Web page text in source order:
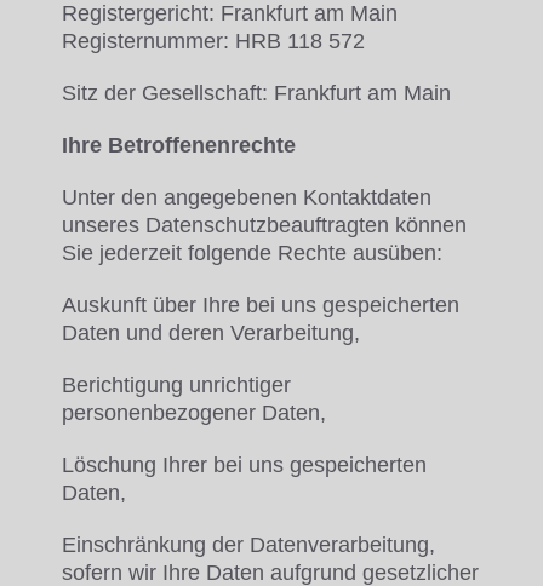
Registergericht: Frankfurt am Main
Registernummer: HRB 118 572
Sitz der Gesellschaft: Frankfurt am Main
Ihre Betroffenenrechte
Unter den angegebenen Kontaktdaten
unseres Datenschutzbeauftragten können
Sie jederzeit folgende Rechte ausüben:
Auskunft über Ihre bei uns gespeicherten
Daten und deren Verarbeitung,
Berichtigung unrichtiger
personenbezogener Daten,
Löschung Ihrer bei uns gespeicherten
Daten,
Einschränkung der Datenverarbeitung,
sofern wir Ihre Daten aufgrund gesetzlicher